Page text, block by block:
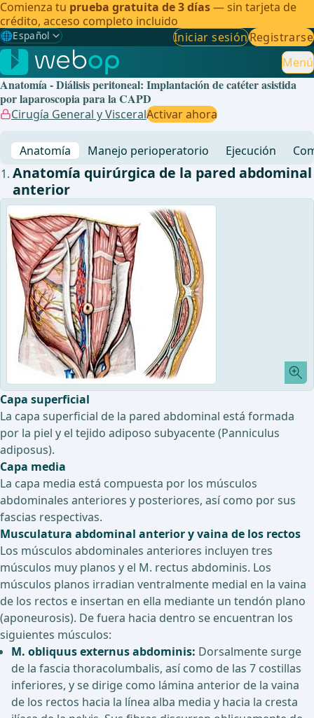
Comienza tu prueba gratuita de 3 días— sin tarjeta de
crédito, acceso completo incluido
🌐Español
Gewählte Sprache: Español
🇩🇪 Alemán
🇬🇧Inglés
🇪🇸Español ✓
🇧🇷Brasileño
Iniciar sesiónRegistrarse
Menú
Anatomía - Diálisis peritoneal: Implantación de catéter asistida
por laparoscopia para la CAPD
Cirugía General y VisceralActivar ahora
Anatomía Manejo perioperatorio Ejecución
Anatomía quirúrgica de la pared abdominal
anterior
Capa superficial
La capa superficial de la pared abdominal está formada
por la piel y el tejido adiposo subyacente (Panniculus
adiposus).
Capa media
La capa media está compuesta por los músculos
abdominales anteriores y posteriores, así como por sus
fascias respectivas.
Musculatura abdominal anterior y vaina de los rectos
Los músculos abdominales anteriores incluyen tres
músculos muy planos y el M. rectus abdominis. Los
músculos planos irradian ventralmente medial en la vaina
de los rectos e insertan en ella mediante un tendón plano
(aponeurosis). De fuera hacia dentro se encuentran los
siguientes músculos:
M. obliquus externus abdominis: Dorsalmente surge
de la fascia thoracolumbalis, así como de las 7 costillas
inferiores, y se dirige como lámina anterior de la vaina
de los rectos hacia la línea alba media y hacia la cresta